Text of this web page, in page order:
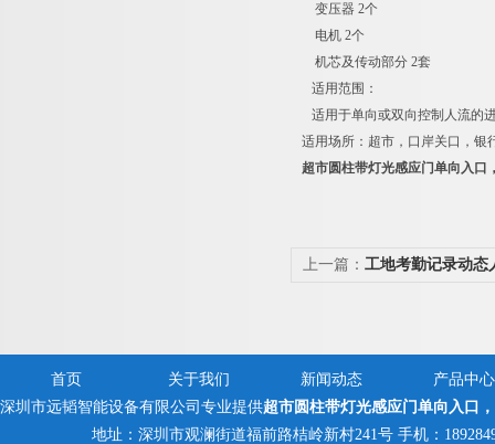
变压器 2个
电机 2个
机芯及传动部分 2套
适用范围：
适用于单向或双向控制人流的
适用场所：超市，口岸关口，银
超市圆柱带灯光感应门单向入口
上一篇： 工地考勤记录动态
首页 关于我们 新闻动态
产品中心
深圳市远韬智能设备有限公司专业提供超市圆柱带灯光感应门单向入口
地址：深圳市观澜街道福前路桔岭新村241号 手机：